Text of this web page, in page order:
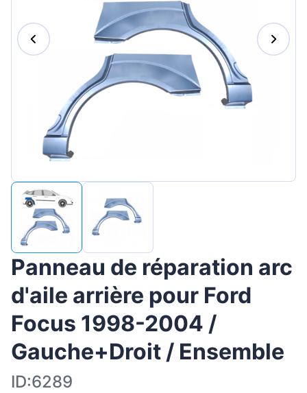
Magyar
Lietuvių
Português
Slovenian
Panneau de réparation arc
d'aile arrière pour Ford
Focus 1998-2004 /
Gauche+Droit / Ensemble
ID:6289